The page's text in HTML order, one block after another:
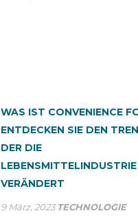
WAS IST CONVENIENCE
ENTDECKEN SIE DEN
DER DIE
LEBENSMITTELINDUSTRIE
VERÄNDERT
9 März, 2023 TECHNOLOGIE